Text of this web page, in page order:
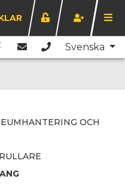
Svenska
OCH